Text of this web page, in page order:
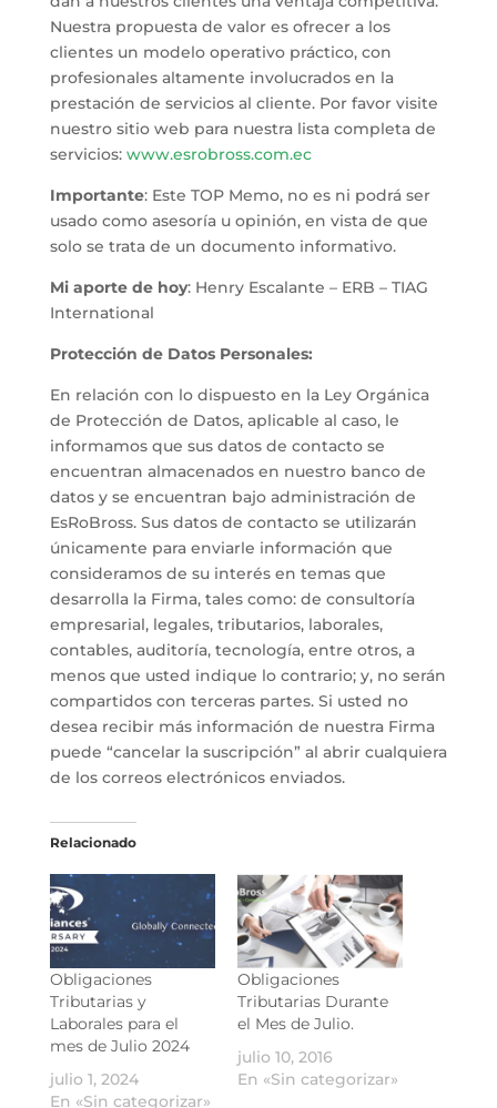
Nuestra propuesta de valor es ofrecer a los
clientes un modelo operativo práctico, con
profesionales altamente involucrados en la
prestación de servicios al cliente. Por favor visite
nuestro sitio web para nuestra lista completa de
servicios: www.esrobross.com.ec
Importante: Este TOP Memo, no es ni podrá ser
usado como asesoría u opinión, en vista de que
solo se trata de un documento informativo.
Mi aporte de hoy: Henry Escalante – ERB – TIAG
International
Protección de Datos Personales:
En relación con lo dispuesto en la Ley Orgánica
de Protección de Datos, aplicable al caso, le
informamos que sus datos de contacto se
encuentran almacenados en nuestro banco de
datos y se encuentran bajo administración de
EsRoBross. Sus datos de contacto se utilizarán
únicamente para enviarle información que
consideramos de su interés en temas que
desarrolla la Firma, tales como: de consultoría
empresarial, legales, tributarios, laborales,
contables, auditoría, tecnología, entre otros, a
menos que usted indique lo contrario; y, no serán
compartidos con terceras partes. Si usted no
desea recibir más información de nuestra Firma
puede “cancelar la suscripción” al abrir cualquiera
de los correos electrónicos enviados.
Relacionado
Obligaciones
Tributarias y
Laborales para el
mes de Julio 2024
julio 1, 2024
En «Sin categorizar»
Obligaciones
Tributarias Durante
el Mes de Julio.
julio 10, 2016
En «Sin categorizar»